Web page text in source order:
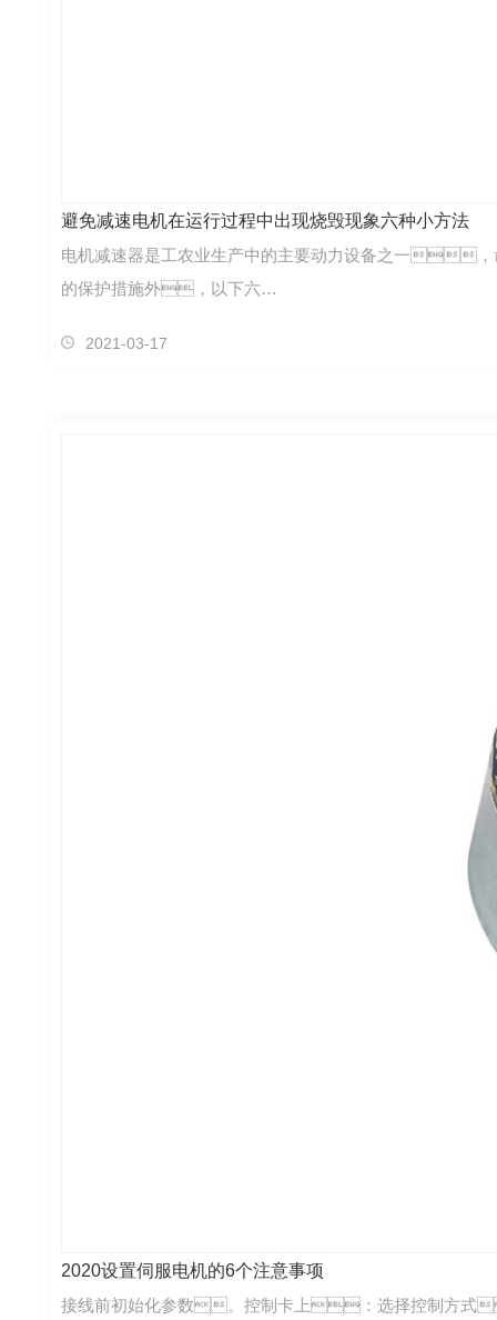
避免减速电机在运行过程中出现烧毁现象六种小方法
电机减速器是工农业生产中的主要动力设备之一
的保护措施外，以下六…
2021-03-17
2020设置伺服电机的6个注意事项
接线前初始化参数。控制卡上：选择控制方式